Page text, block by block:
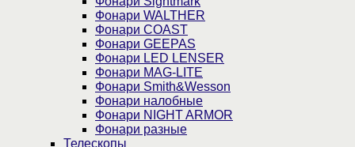
Фонари WALTHER
Фонари COAST
Фонари GEEPAS
Фонари LED LENSER
Фонари MAG-LITE
Фонари Smith&Wesson
Фонари налобные
Фонари NIGHT ARMOR
Фонари разные
Телескопы